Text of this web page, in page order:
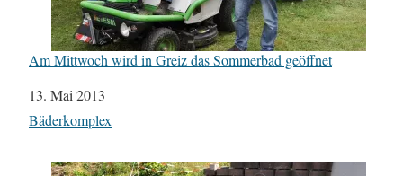
Am Mittwoch wird in Greiz das Sommerbad geöffnet
Datum
13. Mai 2013
In Bezug auf
Bäderkomplex